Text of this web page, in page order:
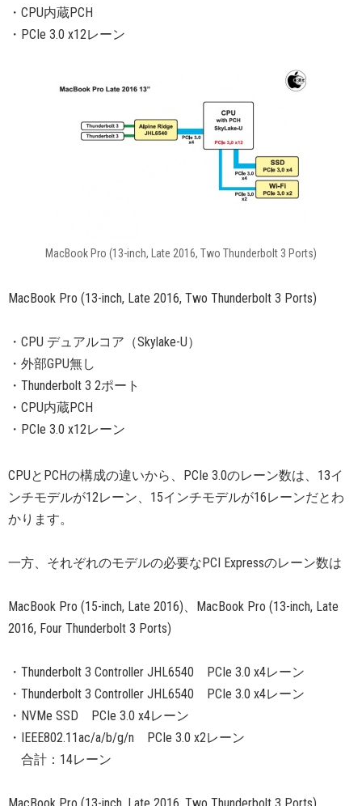
・CPU内蔵PCH
・PCIe 3.0 x12レーン
MacBook Pro (13-inch, Late 2016, Two Thunderbolt 3 Ports)
MacBook Pro (13-inch, Late 2016, Two Thunderbolt 3 Ports)
・CPU デュアルコア（Skylake-U）
・外部GPU無し
・Thunderbolt 3 2ポート
・CPU内蔵PCH
・PCIe 3.0 x12レーン
CPUとPCHの構成の違いから、PCIe 3.0のレーン数は、13イ
ンチモデルが12レーン、15インチモデルが16レーンだとわ
かります。
一方、それぞれのモデルの必要なPCI Expressのレーン数は
MacBook Pro (15-inch, Late 2016)、MacBook Pro (13-inch, Late
2016, Four Thunderbolt 3 Ports)
・Thunderbolt 3 Controller JHL6540 PCIe 3.0 x4レーン
・Thunderbolt 3 Controller JHL6540 PCIe 3.0 x4レーン
・NVMe SSD PCIe 3.0 x4レーン
・IEEE802.11ac/a/b/g/n PCIe 3.0 x2レーン
合計：14レーン